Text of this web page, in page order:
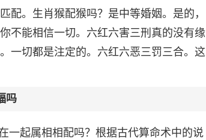
配。生肖猴配猴吗？是中等婚姻。是的，
不能相信一切。六红六害三刑真的没有缘
一切都是注定的。六红六恶三罚三合。这
吗
一起属相相配吗？根据古代算命术中的说